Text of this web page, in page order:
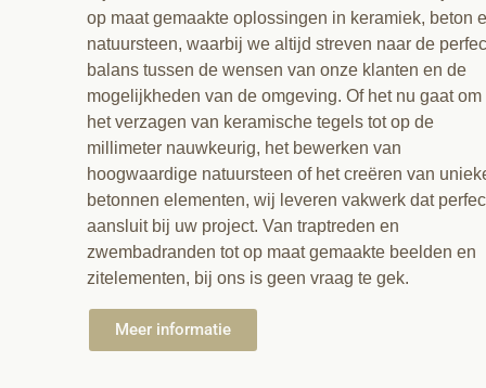
op maat gemaakte oplossingen in keramiek, beton
natuursteen, waarbij we altijd streven naar de
balans tussen de wensen van onze klanten en de
mogelijkheden van de omgeving. Of het nu gaat om
het verzagen van keramische tegels tot op de
millimeter nauwkeurig, het bewerken van
hoogwaardige natuursteen of het creëren van
betonnen elementen, wij leveren vakwerk dat
aansluit bij uw project. Van traptreden en
zwembadranden tot op maat gemaakte beelden en
zitelementen, bij ons is geen vraag te gek.
Meer informatie